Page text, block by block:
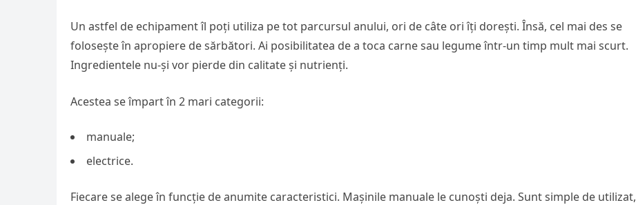
Un astfel de echipament îl poți utiliza pe tot parcursul anului, ori de câte ori îți dorești. Însă, cel mai des se
folosește în apropiere de sărbători. Ai posibilitatea de a toca carne sau legume într-un timp mult mai scurt.
Ingredientele nu-și vor pierde din calitate și nutrienți.
Acestea se împart în 2 mari categorii:
manuale;
electrice.
Fiecare se alege în funcție de anumite caracteristici. Mașinile manuale le cunoști deja. Sunt simple de utilizat,